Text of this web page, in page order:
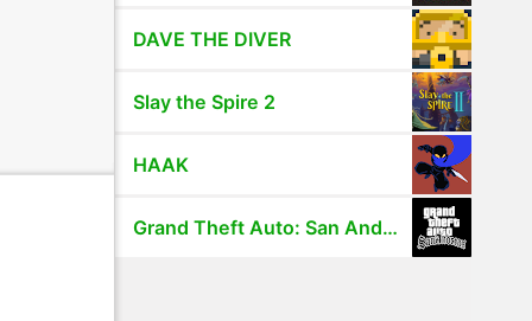
DAVE THE DIVER
Slay the Spire 2
HAAK
Grand Theft Auto: San Andreas